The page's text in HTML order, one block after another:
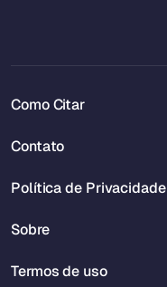
Como Citar
Contato
Política de Privacidade
Sobre
Termos de uso